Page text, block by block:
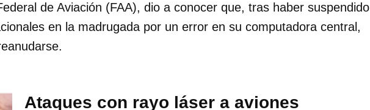
de Aviación (FAA), dio a conocer que, tras haber suspendido
en la madrugada por un error en su computadora central,
Ataques con rayo láser a aviones